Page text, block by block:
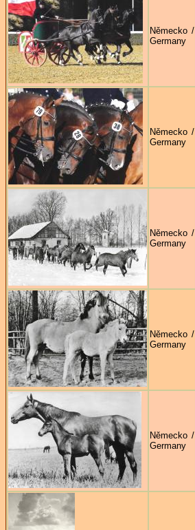
Německo /
Germany
Německo /
Germany
Německo /
Germany
Německo /
Germany
Německo /
Germany